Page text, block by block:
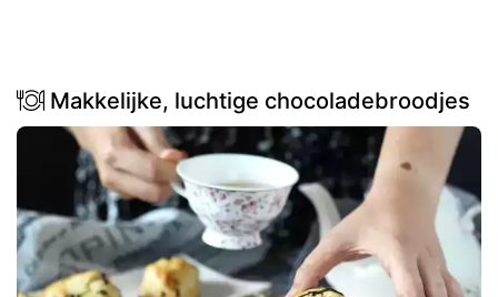
Makkelijke, luchtige chocoladebroodjes